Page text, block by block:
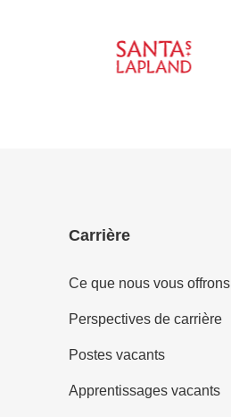
Carrière
Ce que nous vous offrons
Perspectives de carrière
Postes vacants
Apprentissages vacants